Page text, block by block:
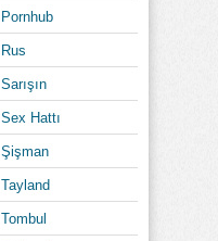
Pornhub
Rus
Sarışın
Sex Hattı
Şişman
Tayland
Tombul